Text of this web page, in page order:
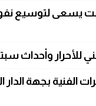
يسعى لتوسيع
للأحرار وأحداث
الفنية بجهة